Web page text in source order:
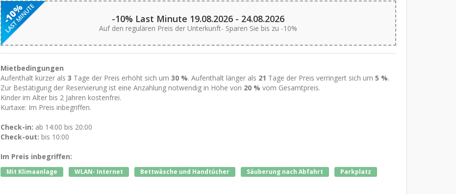
-10% Last Minute 19.08.2026 - 24.08.2026
Auf den regulären Preis der Unterkunft- Sparen Sie bis zu -10%
Mietbedingungen
Aufenthalt kürzer als 3 Tage der Preis erhöht sich um 30 %. Aufenthalt länger als 21 Tage der Preis verringert sich um 5 %.
Zur Bestätigung der Reservierung ist eine Anzahlung notwendig in Höhe von 20 % vom Gesamtpreis.
Kinder im Alter bis 2 Jahren kostenfrei.
Kurtaxe: Im Preis inbegriffen.
Check-in: ab 14:00 bis 20:00
Check-out: bis 10:00
Im Preis inbegriffen:
Mit Klimaanlage WLAN- Internet Bettwäsche und Handtücher Säuberung nach Abfahrt Parkplatz